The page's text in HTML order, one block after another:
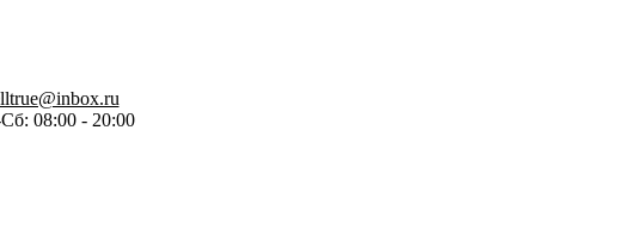
08:00 - 20:00